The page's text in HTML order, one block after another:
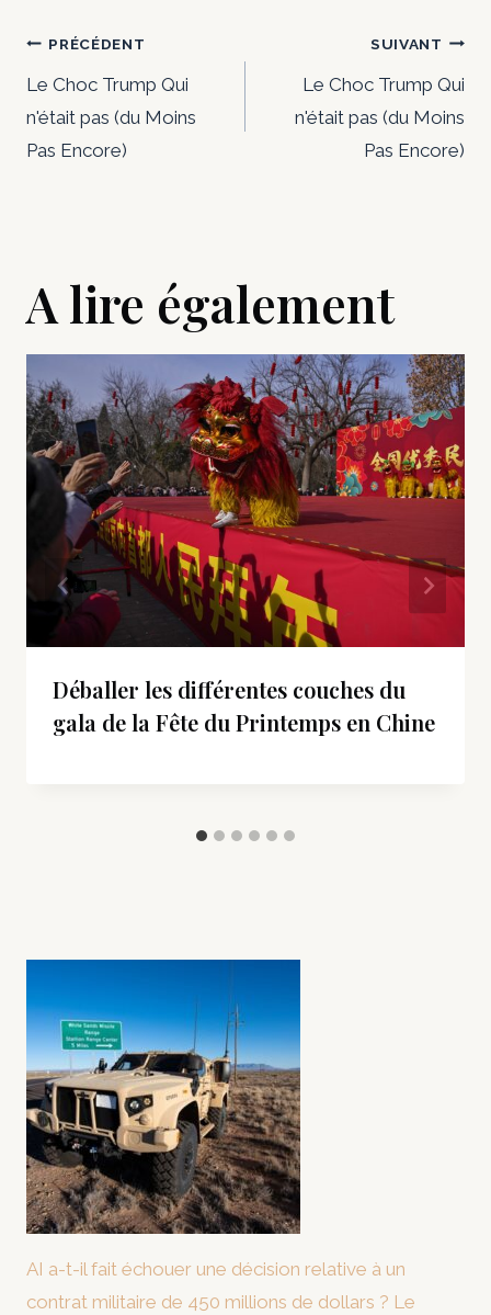
Navigation
de
l’article
PRÉCÉDENT
Le Choc Trump Qui
n'était pas (du Moins
Pas Encore)
SUIVANT
Le Choc Trump Qui
n'était pas (du Moins
Pas Encore)
A lire également
Déballer les différentes couches du
gala de la Fête du Printemps en Chine
AI a-t-il fait échouer une décision relative à un
contrat militaire de 450 millions de dollars ? Le